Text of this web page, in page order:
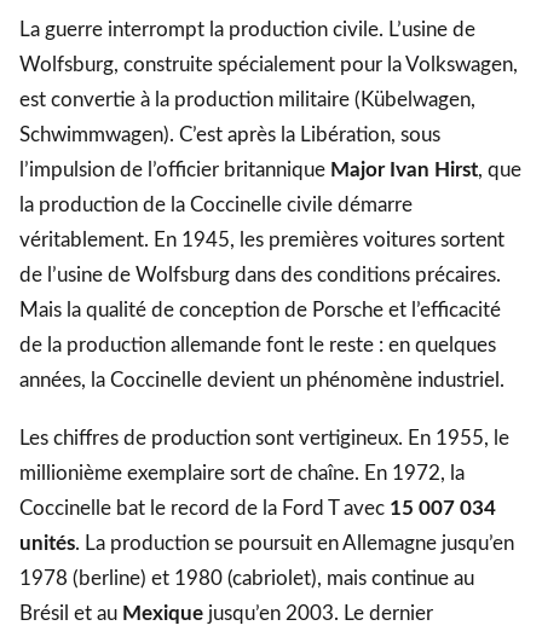
La guerre interrompt la production civile. L’usine de
Wolfsburg, construite spécialement pour la Volkswagen,
est convertie à la production militaire (Kübelwagen,
Schwimmwagen). C’est après la Libération, sous
l’impulsion de l’officier britannique Major Ivan Hirst, que
la production de la Coccinelle civile démarre
véritablement. En 1945, les premières voitures sortent
de l’usine de Wolfsburg dans des conditions précaires.
Mais la qualité de conception de Porsche et l’efficacité
de la production allemande font le reste : en quelques
années, la Coccinelle devient un phénomène industriel.
Les chiffres de production sont vertigineux. En 1955, le
millionième exemplaire sort de chaîne. En 1972, la
Coccinelle bat le record de la Ford T avec 15 007 034
unités. La production se poursuit en Allemagne jusqu’en
1978 (berline) et 1980 (cabriolet), mais continue au
Brésil et au Mexique jusqu’en 2003. Le dernier